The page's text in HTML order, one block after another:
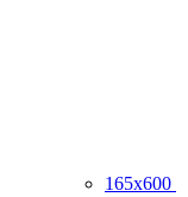
165x600